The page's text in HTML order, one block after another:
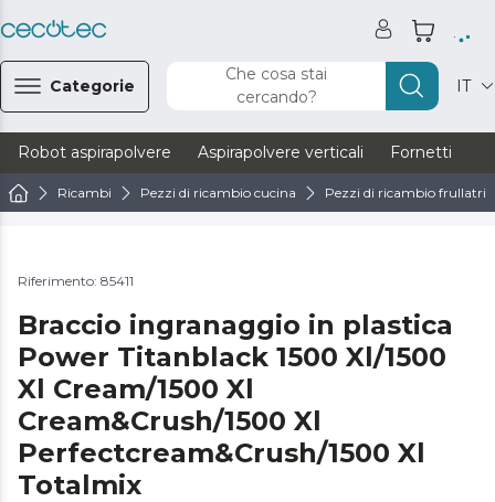
Categorie
Che cosa stai
cercando?
IT
Robot aspirapolvere Aspirapolvere verticali Fornetti
Ricambi Pezzi di ricambio cucina Pezzi di ricambio
Riferimento: 85411
Braccio ingranaggio in plastica
Power Titanblack 1500 Xl/1500
Xl Cream/1500 Xl
Cream&Crush/1500 Xl
Perfectcream&Crush/1500 Xl
Totalmix